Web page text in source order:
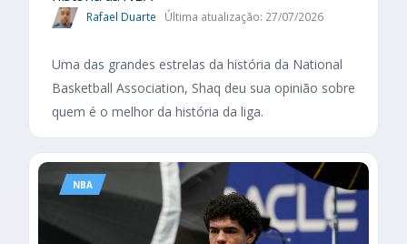
Rafael Duarte Última atualização: 27/07/2026
Uma das grandes estrelas da história da National
Basketball Association, Shaq deu sua opinião sobre
quem é o melhor da história da liga.
NBA